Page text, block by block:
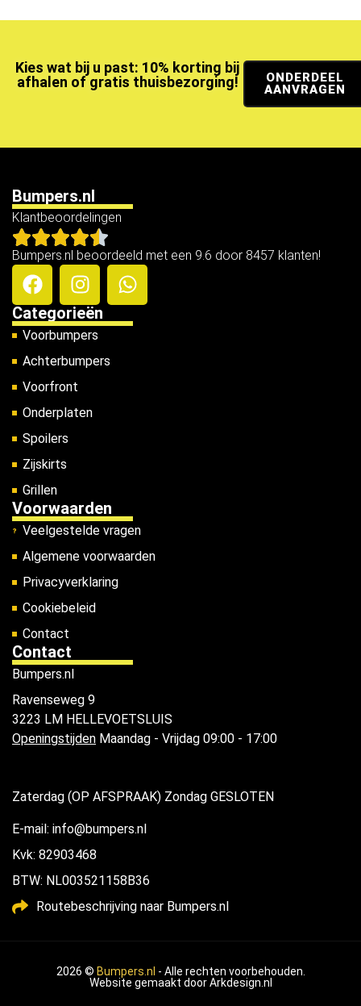
Kies wat bij u past: 10% korting bij
afhalen of gratis thuisbezorging!
ONDERDEEL
AANVRAGEN
Bumpers.nl
Klantbeoordelingen
Bumpers.nl beoordeeld met een 9.6 door 8457 klanten!
Categorieën
Voorbumpers
Achterbumpers
Voorfront
Onderplaten
Spoilers
Zijskirts
Grillen
Voorwaarden
Veelgestelde vragen
Algemene voorwaarden
Privacyverklaring
Cookiebeleid
Contact
Contact
Bumpers.nl
Ravenseweg 9
3223 LM HELLEVOETSLUIS
Openingstijden Maandag - Vrijdag 09:00 - 17:00
Zaterdag (OP AFSPRAAK) Zondag GESLOTEN
E-mail: info@bumpers.nl
Kvk: 82903468
BTW: NL003521158B36
Routebeschrijving naar Bumpers.nl
2026 © Bumpers.nl - Alle rechten voorbehouden.
Website gemaakt doorArkdesign.nl